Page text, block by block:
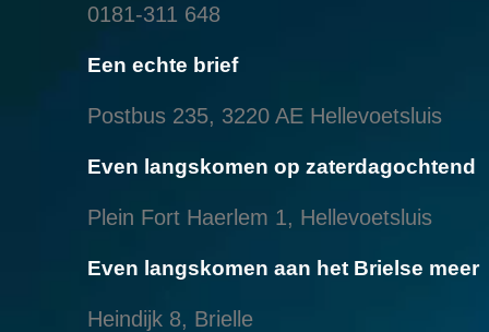
0181-311 648
Een echte brief
Postbus 235, 3220 AE Hellevoetsluis
Even langskomen op zaterdagochtend
Plein Fort Haerlem 1, Hellevoetsluis
Even langskomen aan het Brielse meer
Heindijk 8, Brielle